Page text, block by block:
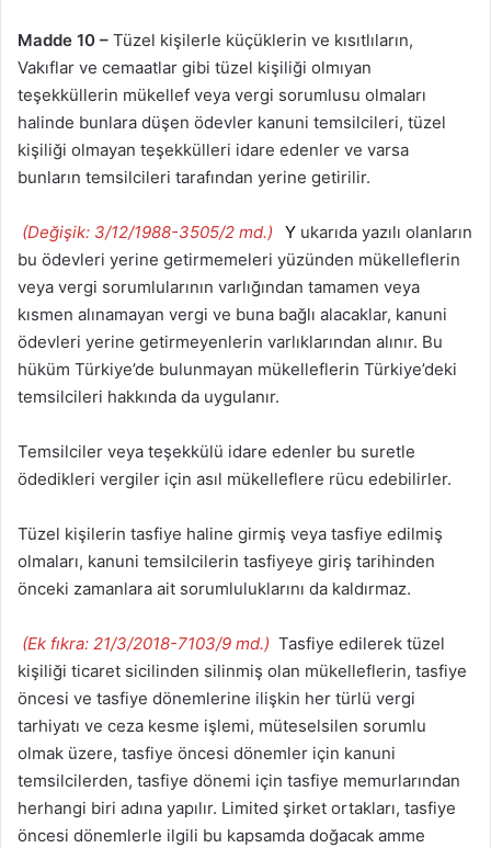
Madde 10 – Tüzel kişilerle küçüklerin ve kısıtlıların,
Vakıflar ve cemaatlar gibi tüzel kişiliği olmıyan
teşekküllerin mükellef veya vergi sorumlusu olmaları
halinde bunlara düşen ödevler kanuni temsilcileri, tüzel
kişiliği olmayan teşekkülleri idare edenler ve varsa
bunların temsilcileri tarafından yerine getirilir.
(Değişik: 3/12/1988-3505/2 md.) Y ukarıda yazılı olanların
bu ödevleri yerine getirmemeleri yüzünden mükelleflerin
veya vergi sorumlularının varlığından tamamen veya
kısmen alınamayan vergi ve buna bağlı alacaklar, kanuni
ödevleri yerine getirmeyenlerin varlıklarından alınır. Bu
hüküm Türkiye’de bulunmayan mükelleflerin Türkiye’deki
temsilcileri hakkında da uygulanır.
Temsilciler veya teşekkülü idare edenler bu suretle
ödedikleri vergiler için asıl mükelleflere rücu edebilirler.
Tüzel kişilerin tasfiye haline girmiş veya tasfiye edilmiş
olmaları, kanuni temsilcilerin tasfiyeye giriş tarihinden
önceki zamanlara ait sorumluluklarını da kaldırmaz.
(Ek fıkra: 21/3/2018-7103/9 md.) Tasfiye edilerek tüzel
kişiliği ticaret sicilinden silinmiş olan mükelleflerin, tasfiye
öncesi ve tasfiye dönemlerine ilişkin her türlü vergi
tarhiyatı ve ceza kesme işlemi, müteselsilen sorumlu
olmak üzere, tasfiye öncesi dönemler için kanuni
temsilcilerden, tasfiye dönemi için tasfiye memurlarından
herhangi biri adına yapılır. Limited şirket ortakları, tasfiye
öncesi dönemlerle ilgili bu kapsamda doğacak amme